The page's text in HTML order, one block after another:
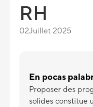
RH
02Juillet 2025
En pocas
Proposer des
solides constitue